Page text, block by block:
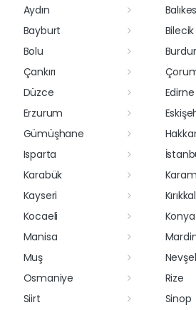
Aydın
Bayburt Bilecik
Bolu Burdur
Çankırı
Düzce Edirne
Erzurum
Gümüşhane
Isparta
Karabük
Kayseri
Kocaeli Konya
Manisa
Muş
Osmaniye Rize
Siirt Sinop